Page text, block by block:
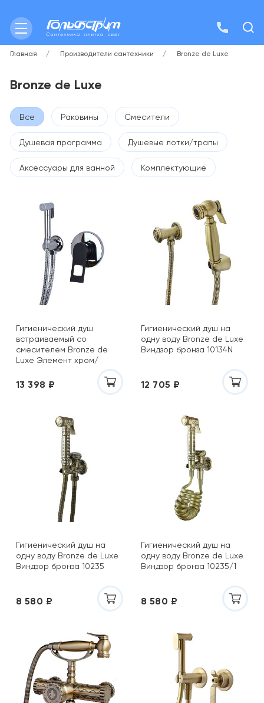
Главная Производители сантехники Bronze de Luxe
Bronze de Luxe
Все Раковины Смесители
Душевая программа Душевые лотки/трапы
Аксессуары для ванной Комплектующие
Гигиенический душ
встраиваемый со
смесителем Bronze de
Luxe Элемент хром/
13 398 ₽
Гигиенический душ на
одну воду Bronze de Luxe
Виндзор бронза 10134N
12 705 ₽
Гигиенический душ на
одну воду Bronze de Luxe
Виндзор бронза 10235
8 580 ₽
Гигиенический душ на
одну воду Bronze de Luxe
Виндзор бронза 10235/1
8 580 ₽